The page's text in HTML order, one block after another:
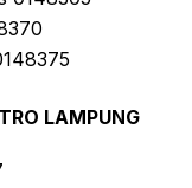
LAMPUNG